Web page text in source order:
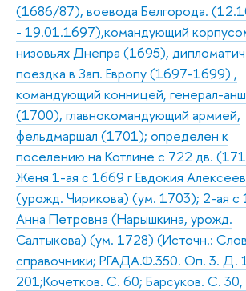
(1686/87), воевода Белгорода.
- 19.01.1697),командующий
низовьях Днепра (1695),
поездка в Зап. Европу (1697-1699) ,
командующий конницей, генерал-
(1700), главнокомандующий армией,
фельдмаршал (1701); определен к
поселению на Котлине с 722 дв.
Женя 1-ая с 1669 г Евдокия
(урожд. Чирикова) (ум. 1703); 2-ая с
Анна Петровна (Нарышкина, урожд.
Салтыкова) (ум. 1728) (Источн.:
справочники; РГАДА.Ф.350. Оп. 3. Д.
201;Кочетков. С. 60; Барсуков. С.